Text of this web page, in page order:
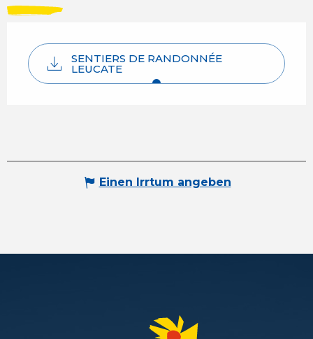
SENTIERS DE RANDONNÉE
LEUCATE
Einen Irrtum angeben